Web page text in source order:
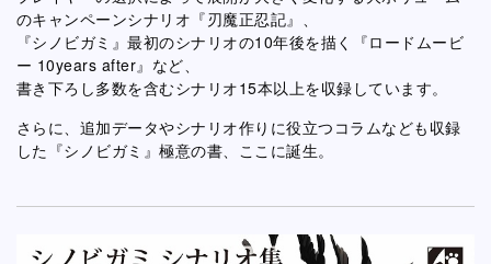
のキャンペーンシナリオ『刃魔正忍記』、
『シノビガミ』最初のシナリオの10年後を描く『ロードムービ
ー 10years after』など、
書き下ろし多数を含むシナリオ15本以上を収録しています。
さらに、追加データやシナリオ作りに役立つコラムなども収録
した『シノビガミ』極意の書、ここに誕生。